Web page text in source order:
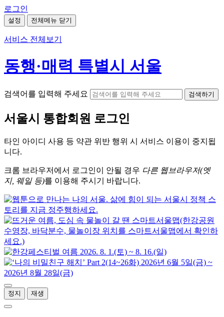
로그인
설정 전체메뉴 닫기
서비스 전체보기
동행·매력 특별시 서울
검색어를 입력해 주세요 검색하기
서울시 통합회원 로그인
타인 아이디 사용 등 약관 위반 행위 시 서비스 이용이 중지됩
니다.
크롬 브라우저에서 로그인이 안될 경우 다른 웹브라우저(엣
지, 웨일 등)를 이용해 주시기 바랍니다.
정지 재생